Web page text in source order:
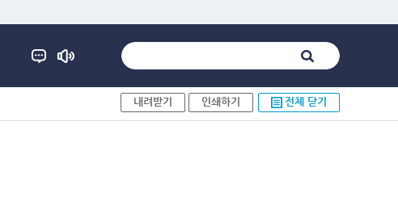
내려받기 인쇄하기 전체 닫기